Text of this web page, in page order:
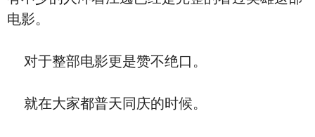
电影。
对于整部电影更是赞不绝口。
就在大家都普天同庆的时候。